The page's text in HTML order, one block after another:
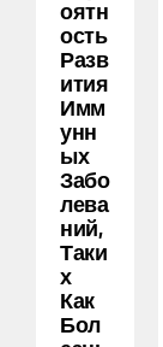
Оятн
Ость
Разв
Ития
Имм
Унн
Ых
Забо
Лева
Ний,
Таки
Х
Как
Бол